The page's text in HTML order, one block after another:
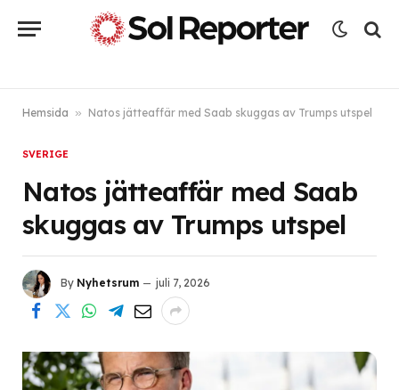
Hemsida » Natos jätteaffär med Saab skuggas av Trumps utspel
SVERIGE
Natos jätteaffär med Saab
skuggas av Trumps utspel
By Nyhetsrum juli 7, 2026